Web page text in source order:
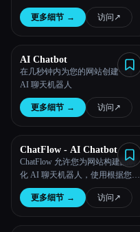
更多细节 → 访问 ↗︎
AI Chatbot
在几秒钟内为您的网站创建一个
AI 聊天机器人
更多细节 → 访问 ↗︎
ChatFlow - AI Chatbot
ChatFlow 允许您为网站构建品牌
化 AI 聊天机器人，使用根据您的
网站内容创建的知识库自动回答
访客的问题。
更多细节 → 访问 ↗︎